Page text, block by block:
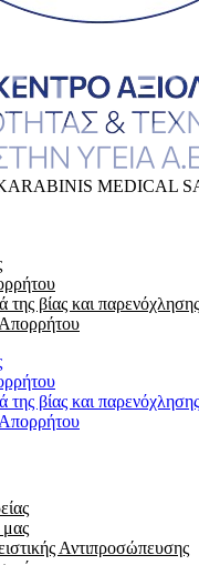
MEDICAL
της βίας και
της βίας και
Αντιπροσώπευσης